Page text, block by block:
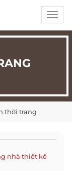
thời trang
nhà thiết kế